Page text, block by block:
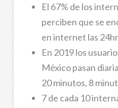
El 67% de los
perciben que se
en internet las
En 2019 los
México pasan
20 minutos, 8
7 de cada 10